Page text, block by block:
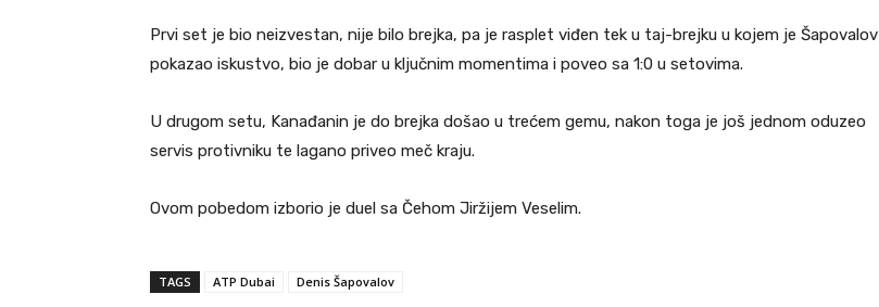
Prvi set je bio neizvestan, nije bilo brejka, pa je rasplet viđen tek u taj-brejku u kojem je Šapovalov
pokazao iskustvo, bio je dobar u ključnim momentima i poveo sa 1:0 u setovima.
U drugom setu, Kanađanin je do brejka došao u trećem gemu, nakon toga je još jednom oduzeo
servis protivniku te lagano priveo meč kraju.
Ovom pobedom izborio je duel sa Čehom Jiržijem Veselim.
TAGS ATP Dubai Denis Šapovalov